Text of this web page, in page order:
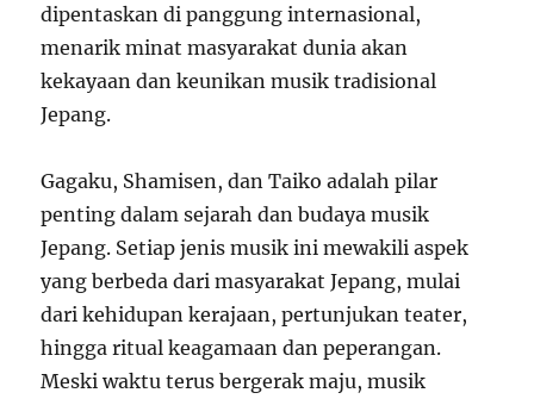
dipentaskan di panggung internasional,
menarik minat masyarakat dunia akan
kekayaan dan keunikan musik tradisional
Jepang.
Gagaku, Shamisen, dan Taiko adalah pilar
penting dalam sejarah dan budaya musik
Jepang. Setiap jenis musik ini mewakili aspek
yang berbeda dari masyarakat Jepang, mulai
dari kehidupan kerajaan, pertunjukan teater,
hingga ritual keagamaan dan peperangan.
Meski waktu terus bergerak maju, musik